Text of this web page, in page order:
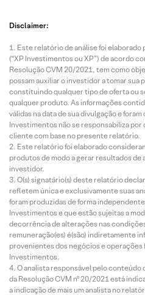
Disclaimer:
Este relatório de análise foi elaborado
(“XP Investimentos ou XP”) de acordo
Resolução CVM 20/2021, tem como
possam auxiliar o investidor a tomar
constituindo qualquer tipo de oferta ou
qualquer produto. As informações
válidas na data de sua divulgação e
Investimentos não se responsabiliza
cliente com base no presente relatório.
Este relatório foi elaborado
produtos de modo a gerar resultados de
investidor.
O(s) signatário(s) deste relatório
refletem única e exclusivamente suas
foram produzidas de forma
Investimentos e que estão sujeitas a
decorrência de alterações nas
remuneração(es) é(são) indiretamente
provenientes dos negócios e operações
Investimentos.
O analista responsável pelo
da Resolução CVM nº 20/2021 está
a indicação de mais um analista no